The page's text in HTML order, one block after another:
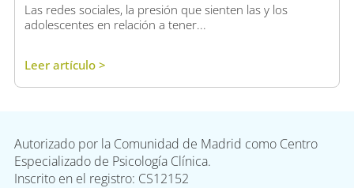
Las redes sociales, la presión que sienten las y los
adolescentes en relación a tener...
Leer artículo >
Autorizado por la Comunidad de Madrid como Centro
Especializado de Psicología Clínica.
Inscrito en el registro: CS12152